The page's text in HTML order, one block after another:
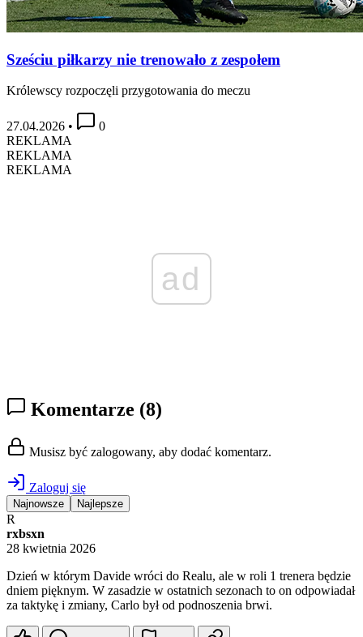
Sześciu piłkarzy nie trenowało z zespołem
Królewscy rozpoczęli przygotowania do meczu
27.04.2026 •
0
REKLAMA
REKLAMA
REKLAMA
ad
Komentarze (8)
Musisz być zalogowany, aby dodać komentarz.
Zaloguj się
Najnowsze Najlepsze
R
rxbsxn
28 kwietnia 2026
Dzień w którym Davide wróci do Realu, ale w roli 1 trenera będzie
dniem pięknym. W zasadzie w ostatnich sezonach to on odpowiadał
za taktykę i zmiany, Carlo był od podnoszenia brwi.